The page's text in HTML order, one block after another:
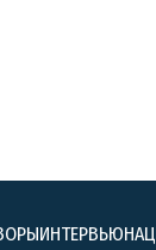
ИНТЕРВЬЮ